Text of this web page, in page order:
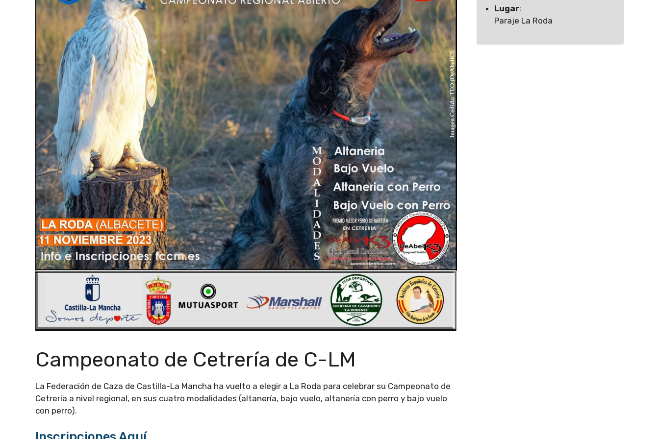
Campeonato de Cetrería de C-LM
La Federación de Caza de Castilla-La Mancha ha vuelto a elegir a La Roda para celebrar su Campeonato de
Cetrería a nivel regional, en sus cuatro modalidades (altanería, bajo vuelo, altanería con perro y bajo vuelo
con perro).
Lugar:
Paraje La Roda